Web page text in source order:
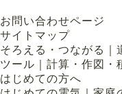
お問い合わせページ
サイトマップ
そろえる・つながる｜
ツール｜計算・作図・
はじめての方へ